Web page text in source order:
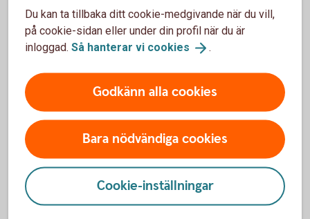
Konjunkturbevakning och löpande omvärldsanalyser
kring svensk och internationell ekonomi.
(swedbank-research.com)
Pressmeddelanden
Läs våra analyser om hur omvärlden på olika sätt
påverkar företag och företagare samt våra
Du kan ta tillbaka ditt cookie-medgivande när du vill,
på cookie-sidan eller under din profil när du är
inloggad. Så hanterar vi cookies .
Godkänn alla cookies
Bara nödvändiga cookies
Cookie-inställningar